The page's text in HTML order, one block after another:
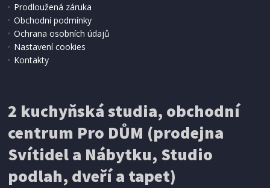
199 Kč Přidat do košíku
SÍŤ PROTI HMYZU
ProGarden KO-CY5910600 Síť proti hmyzu do
dveří magnetická 210 x 100 cm
Prodloužená záruka
Obchodní podmínky
Ochrana osobních údajů
Nastavení cookies
Kontakty
2 kuchyňská studia, obchodní
centrum Pro DŮM (prodejna
Svítidel a Nábytku, Studio
podlah, dveří a tapet)